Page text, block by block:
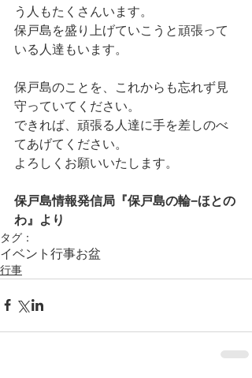
う人もたくさんいます。
保戸島を盛り上げていこうと頑張って
いる人達もいます。
保戸島のことを、これからも忘れず見
守っていてください。
できれば、頑張る人達に手を差しのべ
てあげてください。
よろしくお願いいたします。
保戸島情報発信局『保戸島の輪−ほとの
わ』より
タグ：
イベント 行事お盆
行事